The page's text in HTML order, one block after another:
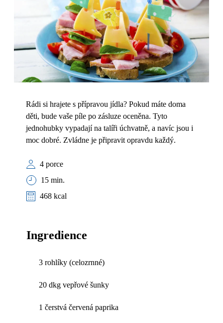
Rádi si hrajete s přípravou jídla? Pokud máte doma
děti, bude vaše píle po zásluze oceněna. Tyto
jednohubky vypadají na talíři úchvatně, a navíc jsou i
moc dobré. Zvládne je připravit opravdu každý.
4 porce
15 min.
468 kcal
Ingredience
3 rohlíky (celozrnné)
20 dkg vepřové šunky
1 čerstvá červená paprika